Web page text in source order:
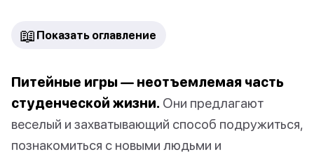
📖 Показать оглавление
Питейные игры — неотъемлемая часть
студенческой жизни. Они предлагают
веселый и захватывающий способ подружиться,
познакомиться с новыми людьми и